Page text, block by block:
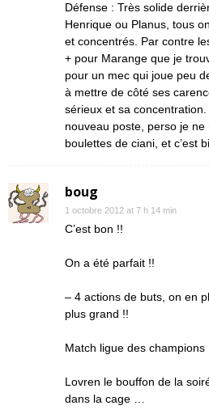
Défense : Très solide
Henrique ou Planus, tous
et concentrés. Par contre
+ pour Marange que je
pour un mec qui joue peu
à mettre de côté ses
sérieux et sa
nouveau poste, perso je
boulettes de ciani, et c’est
boug
1 octobre 2012 at 7 h 14 min
C’est bon !!
On a été parfait !!
– 4 actions de buts, on en
plus grand !!
Match ligue des champions
Lovren le bouffon de la
dans la cage …